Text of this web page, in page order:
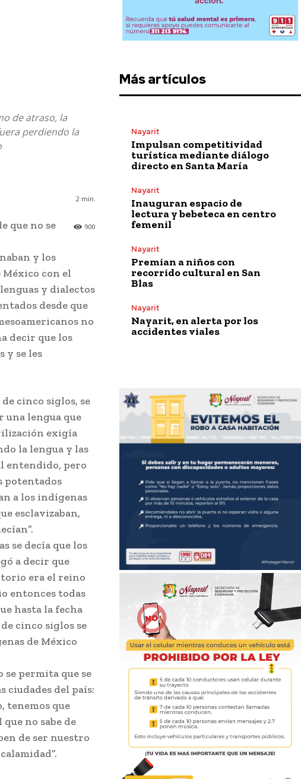
de atraso, la
perdiendo la
2 min.
900
que no se
y los
con el
y dialectos
desde que
no
decir que los
y se les
cinco siglos, se
una lengua que
exigía
la lengua y las
entendido, pero
potentados
a los indígenas
esclavizaban,
se decía que los
a decir que
era el reino
entonces todas
hasta la fecha
cinco siglos se
de México
se permita que se
ciudades del país:
tenemos que
no sabe de
de ser nuestro
Más artículos
Nayarit
Impulsan competitividad
turística mediante diálogo
directo en Santa María
Nayarit
Inauguran espacio de
lectura y bebeteca en centro
femenil
Nayarit
Premian a niños con
recorrido cultural en San
Blas
Nayarit
Nayarit, en alerta por los
accidentes viales